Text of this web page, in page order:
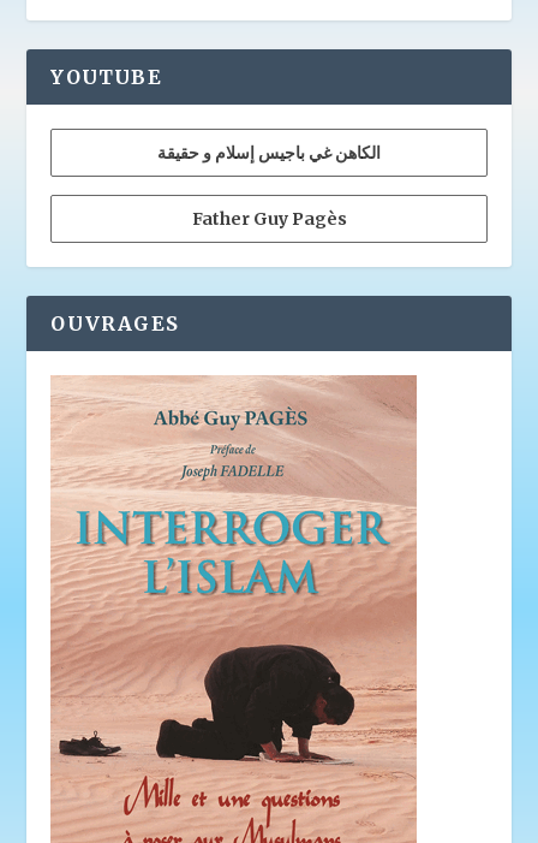
YOUTUBE
الكاهن غي باجيس إسلام و حقيقة
Father Guy Pagès
OUVRAGES